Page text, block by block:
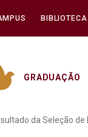
BIBLIOTECA
GRADUAÇÃO
- da Seleção